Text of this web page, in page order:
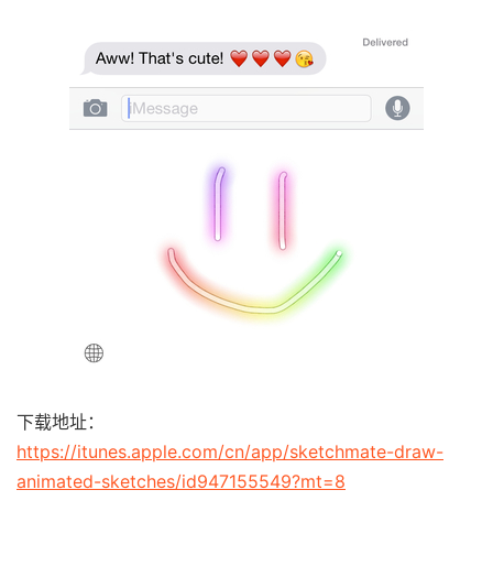
下载地址：
https://itunes.apple.com/cn/app/sketchmate-draw-
animated-sketches/id947155549?mt=8